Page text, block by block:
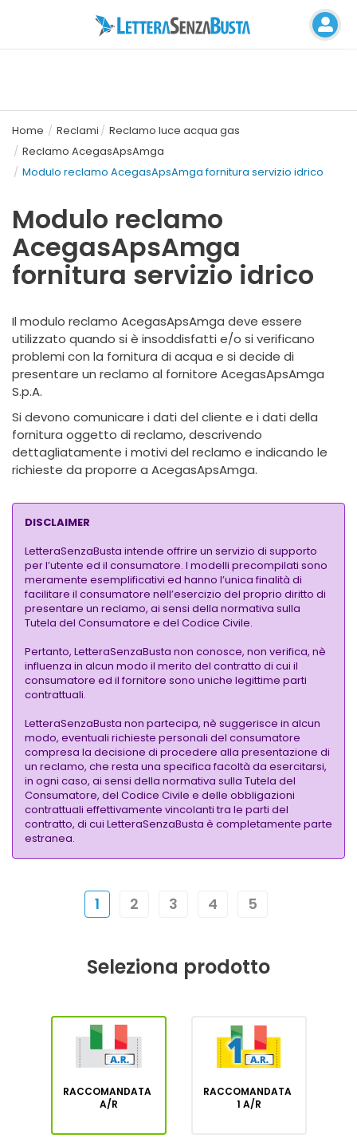
Home Reclami
Reclamo luce acqua gas
Reclamo AcegasApsAmga
Modulo reclamo AcegasApsAmga fornitura servizio idrico
Modulo reclamo
AcegasApsAmga
fornitura servizio idrico
Il modulo reclamo AcegasApsAmga deve essere
utilizzato quando si è insoddisfatti e/o si verificano
problemi con la fornitura di acqua e si decide di
presentare un reclamo al fornitore AcegasApsAmga
S.p.A.
Si devono comunicare i dati del cliente e i dati della
fornitura oggetto di reclamo, descrivendo
dettagliatamente i motivi del reclamo e indicando le
richieste da proporre a AcegasApsAmga.
DISCLAIMER
LetteraSenzaBusta intende offrire un servizio di supporto
per l’utente ed il consumatore. I modelli precompilati sono
meramente esemplificativi ed hanno l’unica finalità di
facilitare il consumatore nell’esercizio del proprio diritto di
presentare un reclamo, ai sensi della normativa sulla
Tutela del Consumatore e del Codice Civile.
Pertanto, LetteraSenzaBusta non conosce, non verifica, nè
influenza in alcun modo il merito del contratto di cui il
consumatore ed il fornitore sono uniche legittime parti
contrattuali.
LetteraSenzaBusta non partecipa, nè suggerisce in alcun
modo, eventuali richieste personali del consumatore
compresa la decisione di procedere alla presentazione di
un reclamo, che resta una specifica facoltà da esercitarsi,
in ogni caso, ai sensi della normativa sulla Tutela del
Consumatore, del Codice Civile e delle obbligazioni
contrattuali effettivamente vincolanti tra le parti del
contratto, di cui LetteraSenzaBusta è completamente parte
estranea.
1 2 3 4 5
Seleziona prodotto
RACCOMANDATA
A/R
RACCOMANDATA
1 A/R